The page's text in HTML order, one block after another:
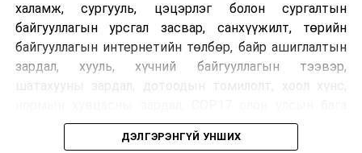
халамж, сургууль, цэцэрлэг болон сургалтын
байгууллагын урсгал засвар, санхүүжилт, төрийн
байгууллагын интернетийн төлбөр, байр ашиглалтын
зардал, хууль, хүчний байгууллагын тээвэр,
хурлын зардал, Засгийн газрын өр, орон нутгийн нөөц
хөрөнгийн санхүүжилтийг хэвийн үргэлжлүүлэхээр
ДЭЛГЭРЭНГҮЙ УНШИХ